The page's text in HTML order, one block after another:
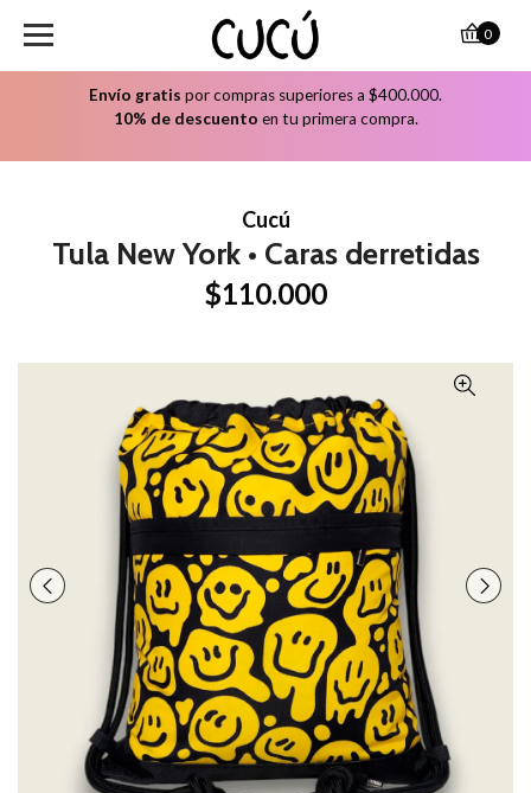
Envío gratis por compras superiores a $400.000.
10% de descuento en tu primera compra.
0
Cucú
Tula New York • Caras derretidas
$110.000